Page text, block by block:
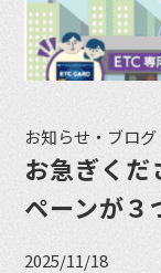
お知らせ・ブログ
お急ぎくだ
ペーンが３
2025/11/18